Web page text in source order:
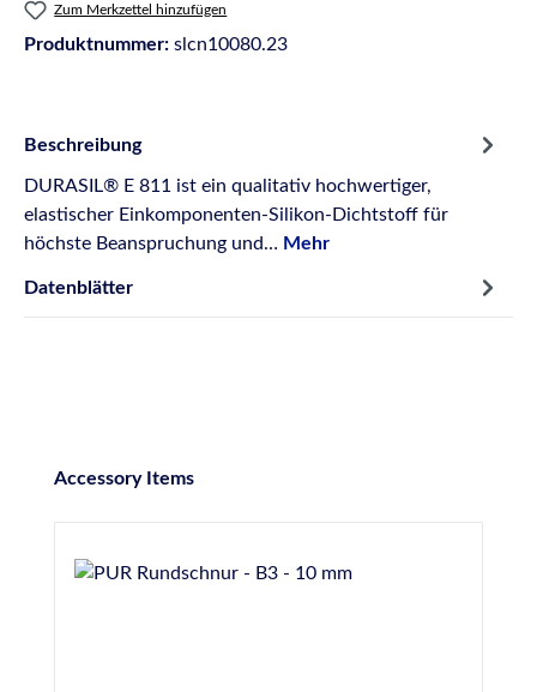
Zum Merkzettel hinzufügen
Produktnummer: slcn10080.23
Beschreibung
DURASIL® E 811 ist ein qualitativ hochwertiger,
elastischer Einkomponenten-Silikon-Dichtstoff für
höchste Beanspruchung und… Mehr
Datenblätter
Produktgalerie überspringen
Accessory Items